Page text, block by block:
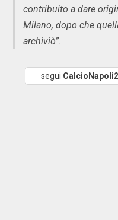
contribuito a dare
Milano, dopo che
archiviò”.
segui